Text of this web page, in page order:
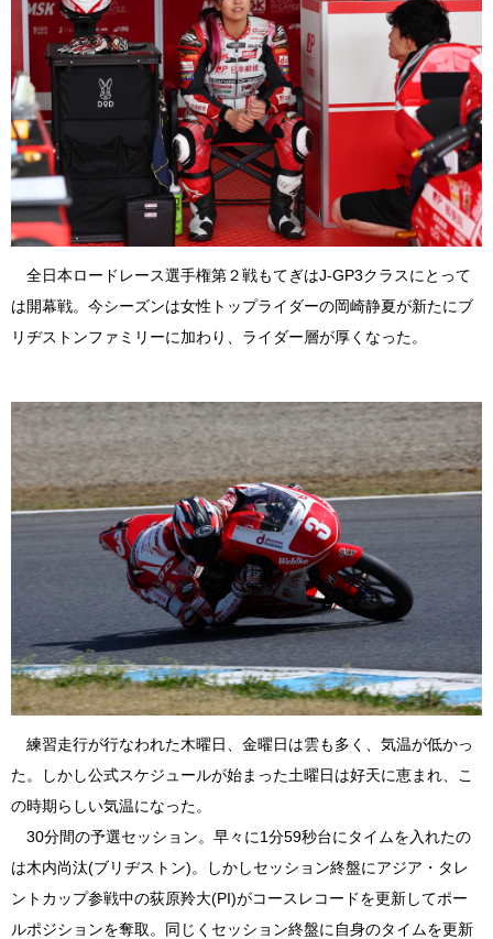
全日本ロードレース選手権第２戦もてぎはJ-GP3クラスにとって
は開幕戦。今シーズンは女性トップライダーの岡崎静夏が新たにブ
リヂストンファミリーに加わり、ライダー層が厚くなった。
練習走行が行なわれた木曜日、金曜日は雲も多く、気温が低かっ
た。しかし公式スケジュールが始まった土曜日は好天に恵まれ、こ
の時期らしい気温になった。
30分間の予選セッション。早々に1分59秒台にタイムを入れたの
は木内尚汰(ブリヂストン)。しかしセッション終盤にアジア・タレ
ントカップ参戦中の荻原羚大(PI)がコースレコードを更新してポー
ルポジションを奪取。同じくセッション終盤に自身のタイムを更新